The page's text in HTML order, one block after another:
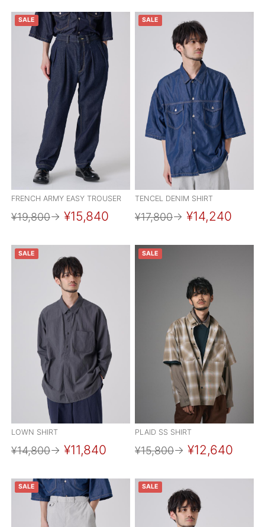
SALE
FRENCH ARMY EASY TROUSER
¥19,800→ ¥15,840
SALE
TENCEL DENIM SHIRT
¥17,800→ ¥14,240
SALE
LOWN SHIRT
¥14,800→ ¥11,840
SALE
PLAID SS SHIRT
¥15,800→ ¥12,640
SALE SALE